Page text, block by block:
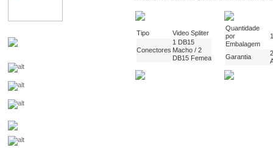
Tipo Video Spliter
Conectores
1 DB15
Macho / 2
DB15 Femea
Quantidade
por
Embalagem
1
Garantia
2